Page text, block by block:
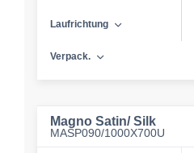
Laufrichtung
Verpack.
Magno Satin/ Silk
MASP090/1000X700U